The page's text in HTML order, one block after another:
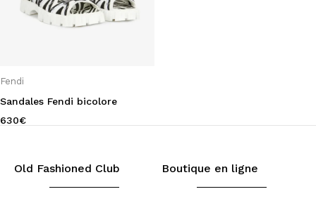
Fendi
Sandales Fendi bicolore
630€
Old Fashioned Club Boutique en ligne